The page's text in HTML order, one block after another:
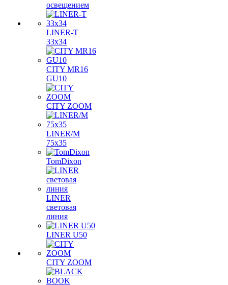
освещением
LINER-T
33x34
CITY MR16
GU10
CITY ZOOM
LINER/M
75х35
TomDixon
LINER
световая
линия
LINER U50
CITY ZOOM